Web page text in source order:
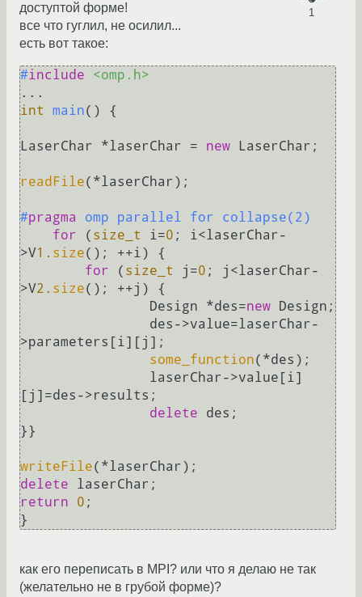
1
доступтой форме!
все что гуглил, не осилил...
есть вот такое:
#include
<omp.h>
int
main() {
LaserChar *laserChar = new LaserChar;
readFile(*laserChar);
#pragma
omp parallel for collapse(2)
for
( size_t i=0 ; i<laserChar-
>V1. size(); ++i) {
for
( size_t j=0 ; j<laserChar-
>V2. size(); ++j) {
                Design *des=
new Design;
>parameters[i][j];
some_function(*des);
[j]=des->results;
delete des;
}}
writeFile
delete
return
0 ;
как его переписать в MPI? или что я делаю не так
(желательно не в грубой форме)?